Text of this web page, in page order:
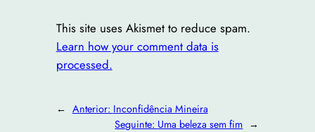
This site uses Akismet to reduce spam.
Learn how your comment data is
processed.
← Anterior: Inconfidência Mineira
Seguinte: Uma beleza sem fim →